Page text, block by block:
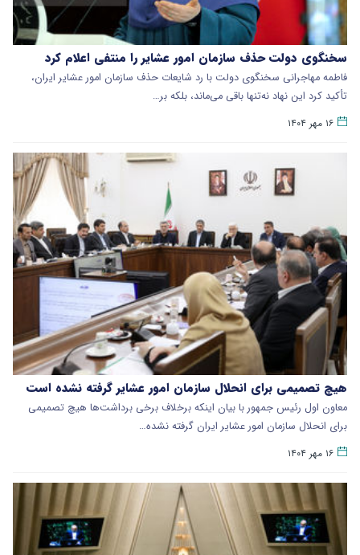
سخنگوی دولت حذف سازمان امور عشایر را منتفی اعلام کرد
فاطمه مهاجرانی سخنگوی دولت با رد شایعات حذف سازمان امور عشایر ایران،
تأکید کرد این نهاد نه‌تنها باقی می‌ماند، بلکه بر…
۱۶ مهر ۱۴۰۴
هیچ تصمیمی برای انحلال سازمان امور عشایر گرفته نشده است
معاون اول رئیس جمهور با بیان اینکه برخلاف برخی برداشت‌ها هیچ تصمیمی
برای انحلال سازمان امور عشایر ایران گرفته نشده…
۱۶ مهر ۱۴۰۴